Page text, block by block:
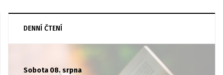
DENNÍ ČTENÍ
Sobota 08. srpna